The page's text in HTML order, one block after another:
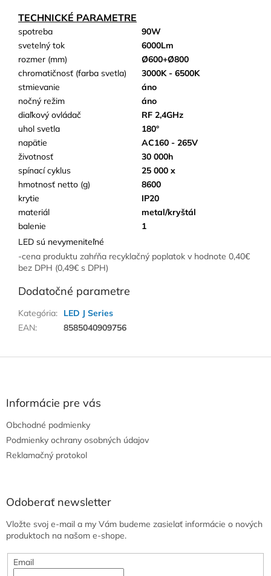
TECHNICKÉ PARAMETRE
spotreba
90W
svetelný tok
6000Lm
rozmer (mm)
Ø600+Ø800
chromatičnosť (farba svetla)
3000K - 6500K
stmievanie
áno
nočný režim
áno
diaľkový ovládač
RF 2,4GHz
uhol svetla
180°
napätie
AC160 - 265V
životnosť
30 000h
spínací cyklus
25 000 x
hmotnosť netto (g)
8600
krytie
IP20
materiál
metal/kryštál
balenie
1
LED sú nevymeniteľné
-cena produktu zahŕňa recyklačný poplatok v hodnote 0,40€
bez DPH (0,49€ s DPH)
Dodatočné parametre
Kategória:
LED J Series
EAN: 8585040909756
Informácie pre vás
Obchodné podmienky
Podmienky ochrany osobných údajov
Reklamačný protokol
Odoberať newsletter
Vložte svoj e-mail a my Vám budeme zasielať informácie o nových
produktoch na našom e-shope.
Email